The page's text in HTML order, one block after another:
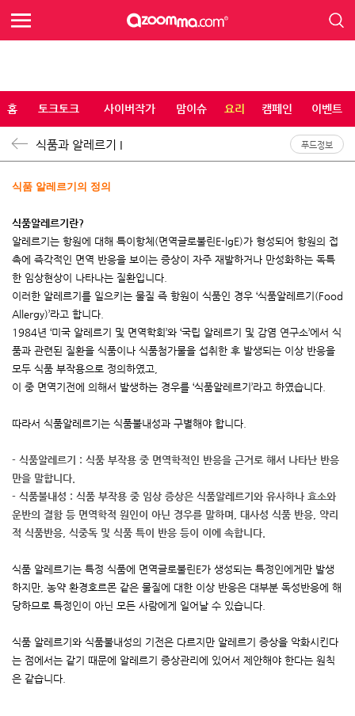
홈 토크토크 사이버작가 맘이슈 요리 캠페인 이벤트
식품과 알레르기 I 푸드정보
식품 알레르기의 정의
식품알레르기란?
알레르기는 항원에 대해 특이항체 (면역글로불린E-lgE)가 형성되어 항원의 접
촉에 즉각적인 면역 반응을 보이는 증상이 자주 재발하거나 만성화하는 독특
한 임상현상이 나타나는 질환입니다
이러한 알레르기를 일으키는 물질 즉 항원이 식품인 경우 ‘식품알레르기 (Food
Allergy)’라고 합니다
1984년 ‘미국 알레르기 및 면역학회 ’와 ‘국립 알레르기 및 감염 연구소’에서 식
품과 관련된 질환을 식품이나 식품첨가물을 섭취한 후 발생되는 이상 반응을
모두 식품 부작용으로 정의하였고
이 중 면역기전에 의해서 발생하는 경우를 ‘식품알레르기 ’라고 하였습니다
따라서 식품알레르기는 식품불내성과 구별해야 합니다
- 식품알레르기 : 식품 부작용 중 면역학적인 반응을 근거로 해서 나타난 반응
만을 말합니다
- 식품불내성 : 식품 부작용 중 임상 증상은 식품알레르기와 유사하나 효소와
운반의 결함 등 면역학적 원인이 아닌 경우를 말하며
대사성 식품 반응 약리
적 식품반응 식중독 및 식품 특이 반응 등이 이에 속합니다
식품 알레르기는 특정 식품에 면역글로불린E가 생성되는 특정인에게만 발생
하지만 농약 환경호르몬 같은 물질에 대한 이상 반응은 대부분 독성반응에 해
당하므로 특정인이 아닌 모든 사람에게 일어날 수 있습니다
식품 알레르기와 식품불내성의 기전은 다르지만 알레르기 증상을 악화시킨다
는 점에서는 같기 때문에 알레르기 증상관리에 있어서 제안해야 한다는 원칙
은 같습니다